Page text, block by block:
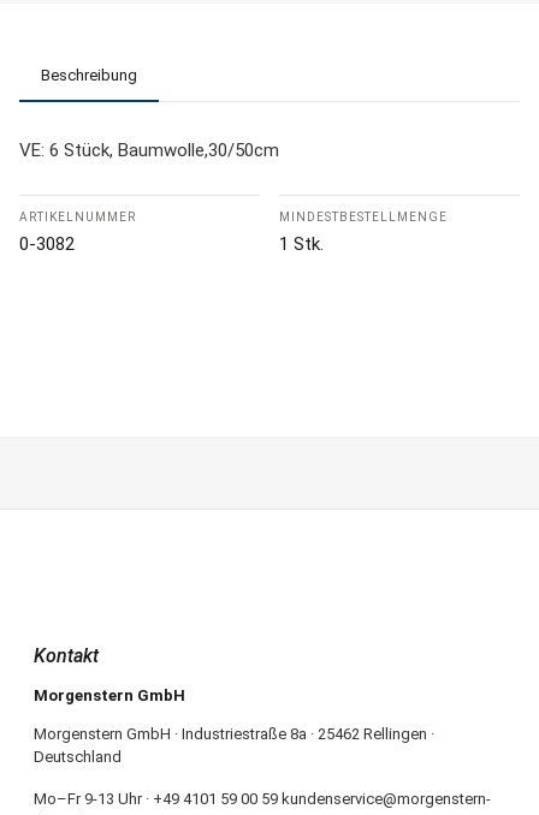
Beschreibung
VE: 6 Stück, Baumwolle,30/50cm
ARTIKELNUMMER
0-3082
MINDESTBESTELLMENGE
1 Stk.
Kontakt
Morgenstern GmbH
Morgenstern GmbH · Industriestraße 8a · 25462 Rellingen ·
Deutschland
Mo–Fr 9-13 Uhr · +49 4101 59 00 59 kundenservice@morgenstern-